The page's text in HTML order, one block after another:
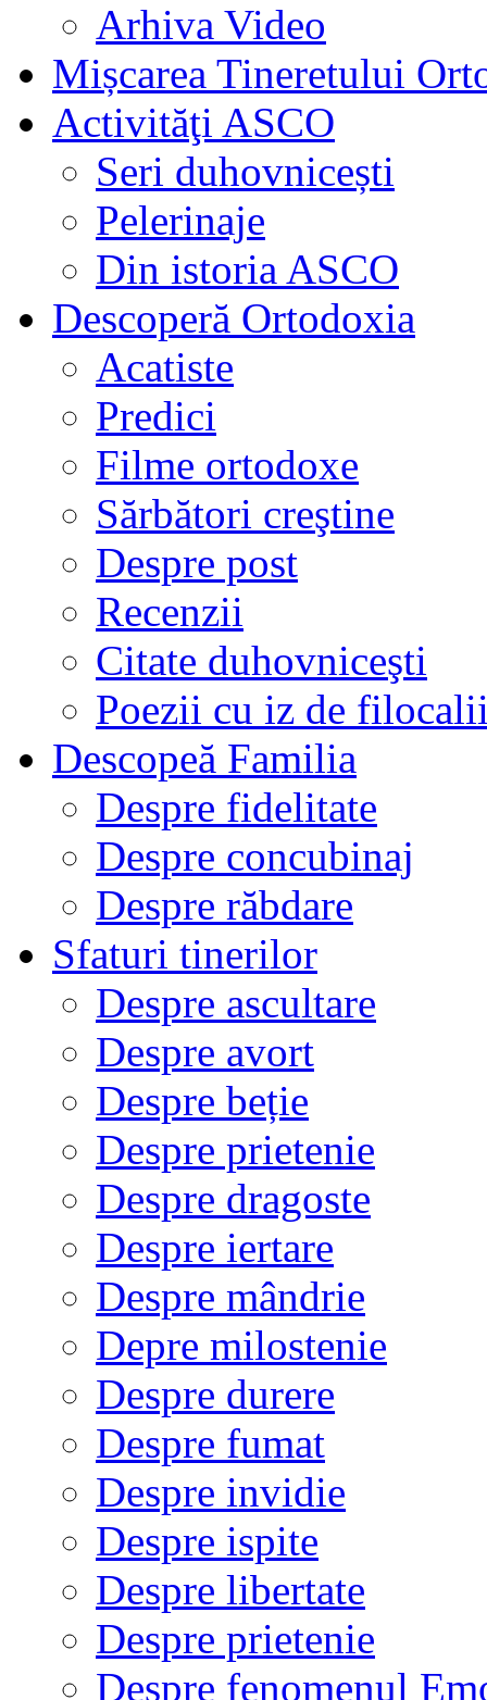
Arhiva Video
Mișcarea Tineretului
Activităţi ASCO
Seri duhovnicești
Pelerinaje
Din istoria ASCO
Descoperă Ortodoxia
Acatiste
Predici
Filme ortodoxe
Sărbători creştine
Despre post
Recenzii
Citate duhovniceşti
Poezii cu iz de
Descopeă Familia
Despre fidelitate
Despre concubinaj
Despre răbdare
Sfaturi tinerilor
Despre ascultare
Despre avort
Despre beție
Despre prietenie
Despre dragoste
Despre iertare
Despre mândrie
Depre milostenie
Despre durere
Despre fumat
Despre invidie
Despre ispite
Despre libertate
Despre prietenie
Despre fenomenul